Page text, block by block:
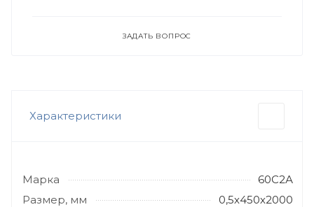
ЗАДАТЬ ВОПРОС
Характеристики
Марка
60С2А
Размер, мм
0,5х450х2000